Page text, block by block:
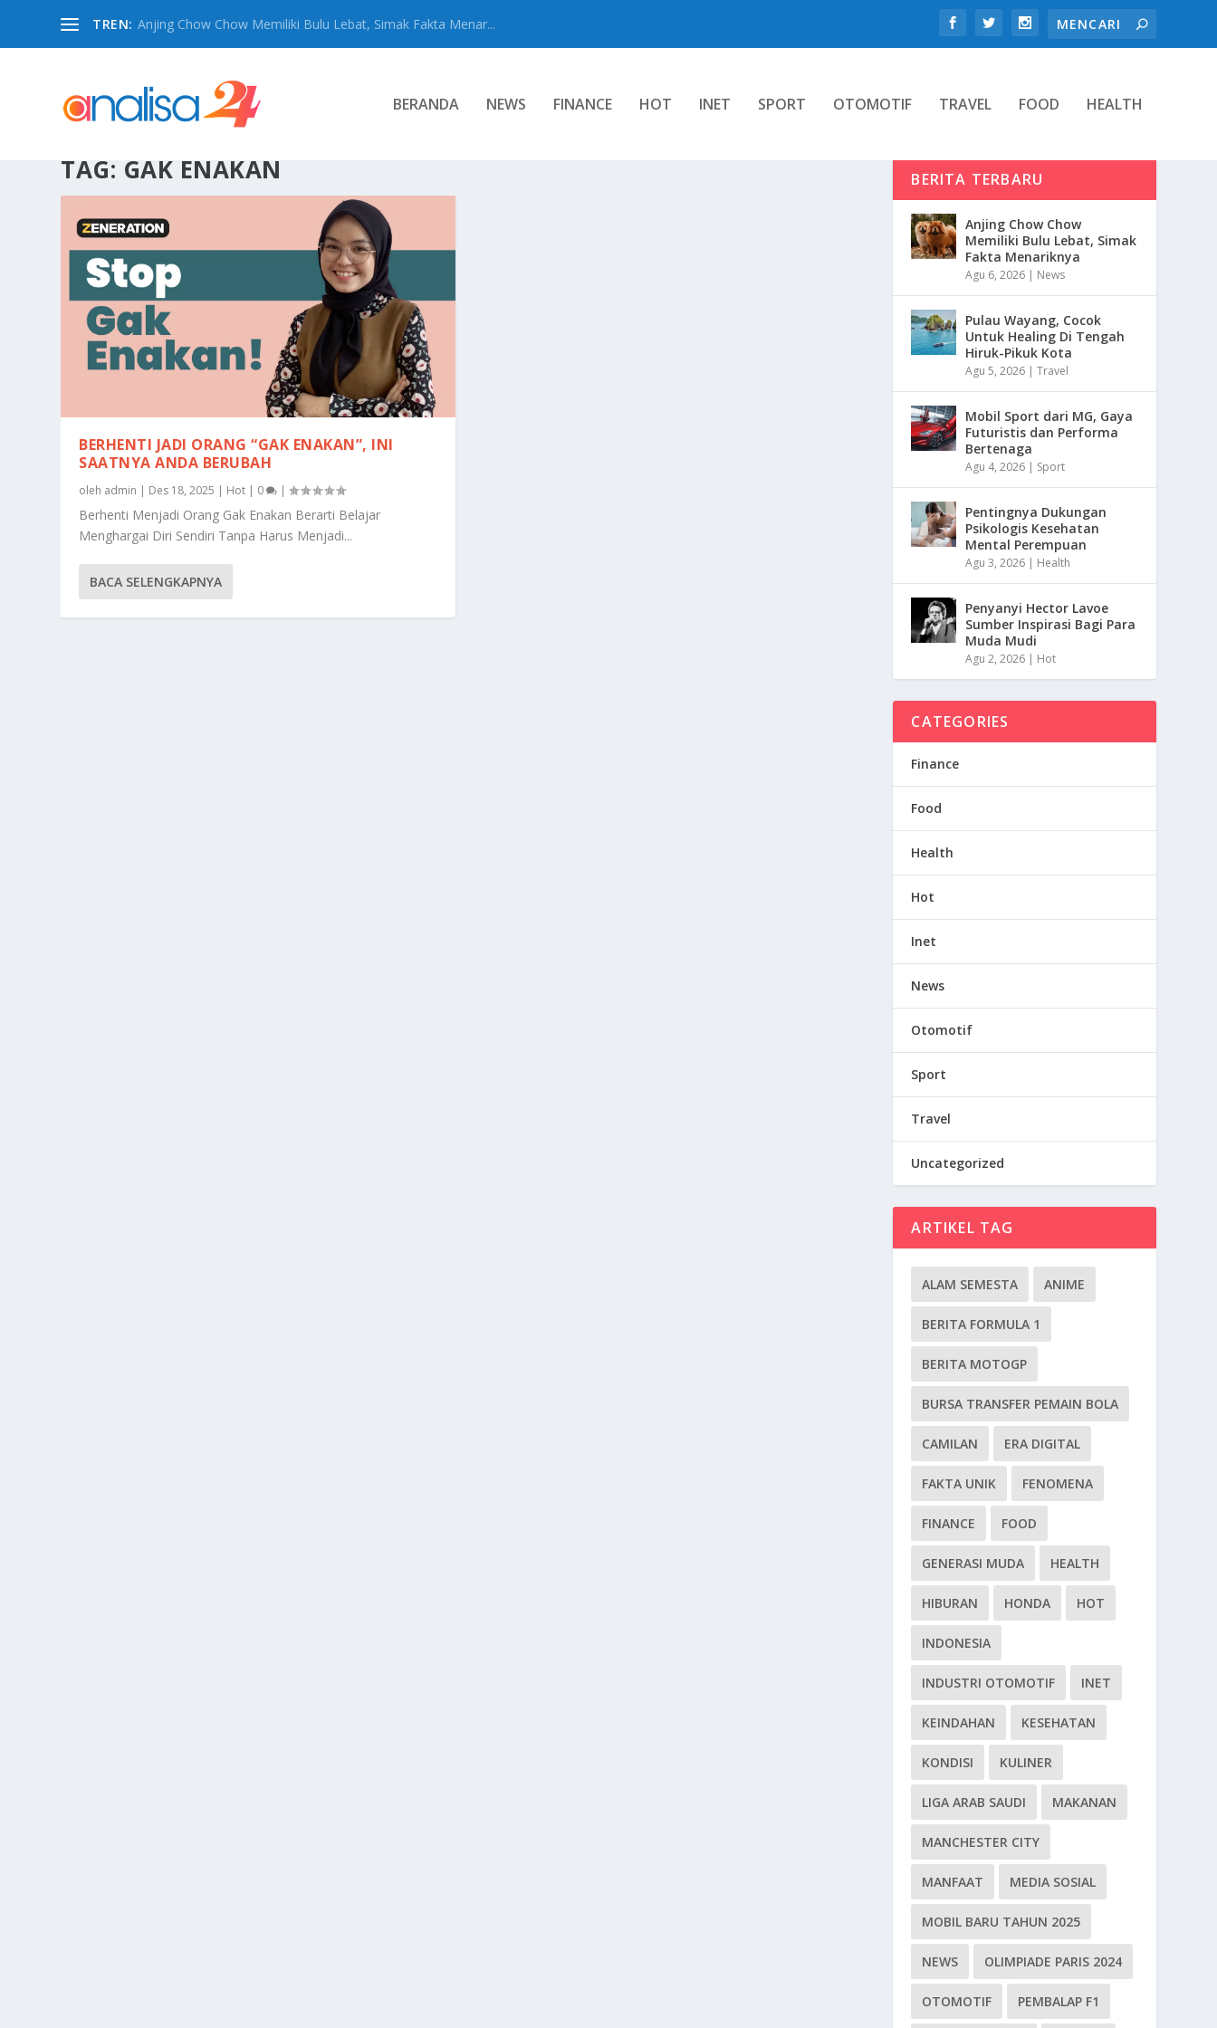
TREN: Anjing Chow Chow Memiliki Bulu Lebat, Simak Fakta Menar...
BERANDA NEWS FINANCE HOT INET SPORT OTOMOTIF TRAVEL FOOD HEALTH
TAG: GAK ENAKAN
BERHENTI JADI ORANG “GAK ENAKAN”, INI
SAATNYA ANDA BERUBAH
oleh admin | Des 18, 2025 | Hot | 0 |
Berhenti Menjadi Orang Gak Enakan Berarti Belajar
Menghargai Diri Sendiri Tanpa Harus Menjadi...
BACA SELENGKAPNYA
BERITA TERBARU
Anjing Chow Chow
Memiliki Bulu Lebat, Simak
Fakta Menariknya
Agu 6, 2026 | News
Pulau Wayang, Cocok
Untuk Healing Di Tengah
Hiruk-Pikuk Kota
Agu 5, 2026 |Travel
Mobil Sport dari MG, Gaya
Futuristis dan Performa
Bertenaga
Agu 4, 2026 | Sport
Pentingnya Dukungan
Psikologis Kesehatan
Mental Perempuan
Agu 3, 2026 | Health
Penyanyi Hector Lavoe
Sumber Inspirasi Bagi Para
Muda Mudi
Agu 2, 2026 | Hot
CATEGORIES
Finance
Food
Health
Hot
Inet
News
Otomotif
Sport
Travel
Uncategorized
ARTIKEL TAG
ALAM SEMESTA ANIME
BERITA FORMULA 1
BERITA MOTOGP
BURSA TRANSFER PEMAIN BOLA
CAMILAN ERA DIGITAL
FAKTA UNIK FENOMENA
FINANCE FOOD
GENERASI MUDA HEALTH
HIBURAN HONDA HOT
INDONESIA
INDUSTRI OTOMOTIF INET
KEINDAHAN KESEHATAN
KONDISI KULINER
LIGA ARAB SAUDI MAKANAN
MANCHESTER CITY
MANFAAT MEDIA SOSIAL
MOBIL BARU TAHUN 2025
NEWS OLIMPIADE PARIS 2024
OTOMOTIF PEMBALAP F1